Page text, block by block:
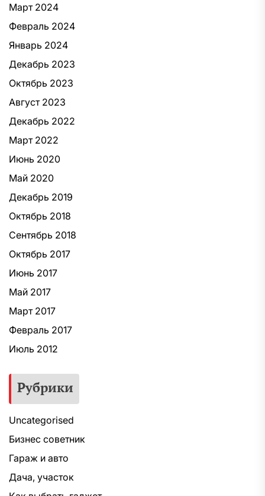
Март 2024
Февраль 2024
Январь 2024
Декабрь 2023
Октябрь 2023
Август 2023
Декабрь 2022
Март 2022
Июнь 2020
Май 2020
Декабрь 2019
Октябрь 2018
Сентябрь 2018
Октябрь 2017
Июнь 2017
Май 2017
Март 2017
Февраль 2017
Июль 2012
Рубрики
Uncategorised
Бизнес советник
Гараж и авто
Дача, участок